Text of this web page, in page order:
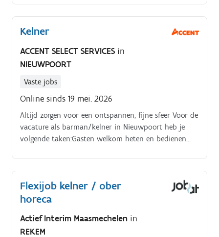
Kelner
ACCENT SELECT SERVICES in
NIEUWPOORT
Vaste jobs
Online sinds 19 mei. 2026
Altijd zorgen voor een ontspannen, fijne sfeer Voor de
vacature als barman/kelner in Nieuwpoort heb je
volgende taken:Gasten welkom heten en bedienen
serveren.
Flexijob kelner / ober
horeca
Actief Interim Maasmechelen in
REKEM